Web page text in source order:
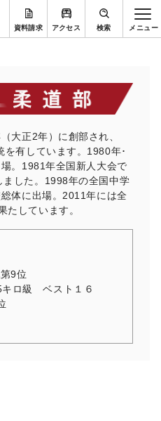
資料請求 アクセス 検索
大正2年）に創部され、
を有しています。1980年･
。1981年全国新人大会で
した。1998年の全国中学
体に出場。2011年には全
たしています。
9位
キロ級 ベスト１６